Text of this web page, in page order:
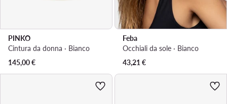
PINKO
Cintura da donna · Bianco
145,00€
Feba
Occhiali da sole · Bianco
43,21 €